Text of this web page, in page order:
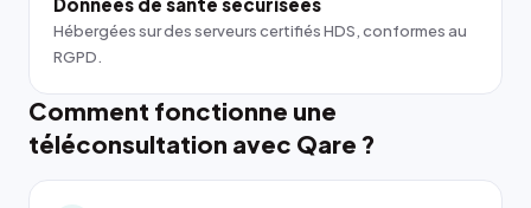
Hébergées sur des serveurs certifiés HDS, conformes au
RGPD.
Comment fonctionne une
téléconsultation avec Qare ?